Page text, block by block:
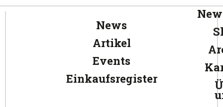
News
Artikel
Events
Einkaufsregister